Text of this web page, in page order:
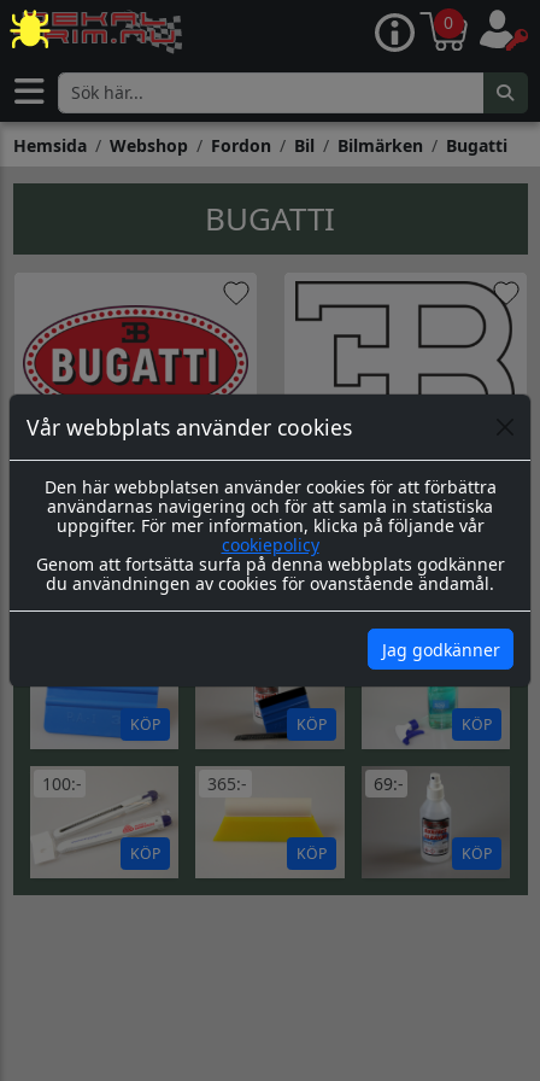
Vår webbplats använder cookies
Den här webbplatsen använder cookies för att förbättra
användarnas navigering och för att samla in statistiska
uppgifter. För mer information, klicka på följande vår
cookiepolicy
Genom att fortsätta surfa på denna webbplats godkänner
du användningen av cookies för ovanstående ändamål.
Jag godkänner
0
Hemsida Webshop Fordon Bil Bilmärken Bugatti
BUGATTI
Gå till Logo Bugatti Gå till Logo Bugatti
DU KANSKE OCKSÅ
BEHÖVER...
SE
KÖP KÖP
280:-
KÖP
100:-
KÖP
365:-
KÖP
69:-
KÖP